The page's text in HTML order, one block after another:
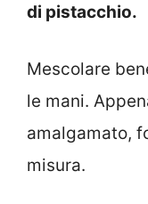
di pistacchio.
Mescolare
le mani.
amalgamato,
misura.